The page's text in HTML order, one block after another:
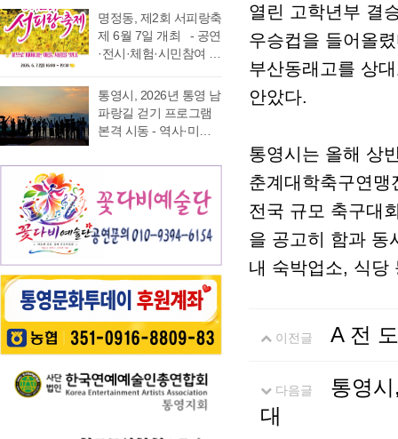
운항이 지속적으로 발
생했으며, 특히 여름철
적발 …
다. 역사와 예술을 만나
고, 그 속에서 통영의 내
일을 그려 보기 위한 작
다. 2026년 7월 17일,
아침 여덟 시. 무전동
열방교회 앞에는 두 대
의 버스가 숨고르기를
를 모집한다. ‘윤이상
동요제’는 통영국제음
악재단이 세계적인 작
악적 유산을 계승하고
자 시작한 사업으로, 어
린이들에게 음악 교육
동요를 보급하기 위해
있다. 윤이상 선생은 현
대음악의 거장으로 널
리 알려져 있지만, 해방
정취가 절정에 이른 6월
20일 통영시 광도면(면
장 노승욱) 광도천 일원
에서는 형형색색의 수
많은 시민과 관광객이
찾은 「광도면 빛길수
국축제」가 성황리에
라 만개한 수국길은 동
심의 세계를 느끼게 하
고 연인은 물론 가족들
과 나들이 나온 이들의
미소함께 발길을 사로
빛, 하늘빛 수국이 어우
러진 산책로는 곳곳이
사진 명소로 변하며 꽃
길을 걷는 이들의 웃음
소리가…
명정동, 제2회 서피랑축
제 6월 7일 개최 - 공연
·전시·체험·시민참여 프
사 마련 명정동주민자
치위원회(위원장 이진
숙)가 주최·주관하는
까지 서피랑공원 일대
에서 개최된다. 이번 축
제는 통영시, 명정동, 명
정동자생단체가 후원하
고 지역 주민과 관광객
이 함께 어울려 서피랑
의 매력을 즐길 수 있는
주민 참여형 축제로 구
성한다는 계획이다. 행
사에서는 길놀이를 시
작으로 충렬초등학교
학생들의 우쿨렐레 발
표공연과 명정동 주민
통영시, 2026년 통영 남
파랑길 걷기 프로그램
본격 시동 - 역사·미식·
영 고유의 차별화된 테
영시는 한려수도의 수
려한 비경과 풍부한 역
사·문화자원을 결합한
해 2026년 통영 남파랑
길 걷기 프로그램을 본
격 운영한다고 밝혔다.
이번 사업은 남파랑길
통영 구간(14~15코스,
력을 널리 알리고 도보
여행 활성화를 도모하
기 위해 추진된다. 통영
열린 고학년부 결
우승컵을 들어올
부산동래고를 상
안았다.
통영시는 올해 상
춘계대학축구연맹
전국 규모 축구대
을 공고히 함과 동
내 숙박업소, 식당
이전글 A 전
다음글
통영
대